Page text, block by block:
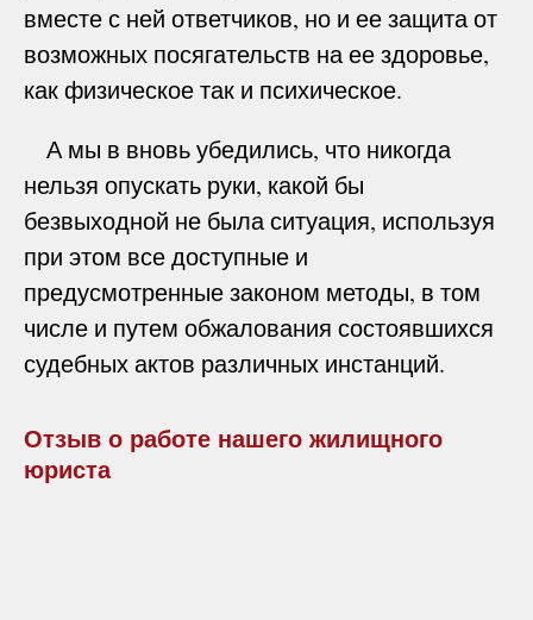
вместе с ней ответчиков, но и ее защита от
возможных посягательств на ее здоровье,
как физическое так и психическое.
А мы в вновь убедились, что никогда
нельзя опускать руки, какой бы
безвыходной не была ситуация, используя
при этом все доступные и
предусмотренные законом методы, в том
числе и путем обжалования состоявшихся
судебных актов различных инстанций.
Отзыв о работе нашего жилищного
юриста